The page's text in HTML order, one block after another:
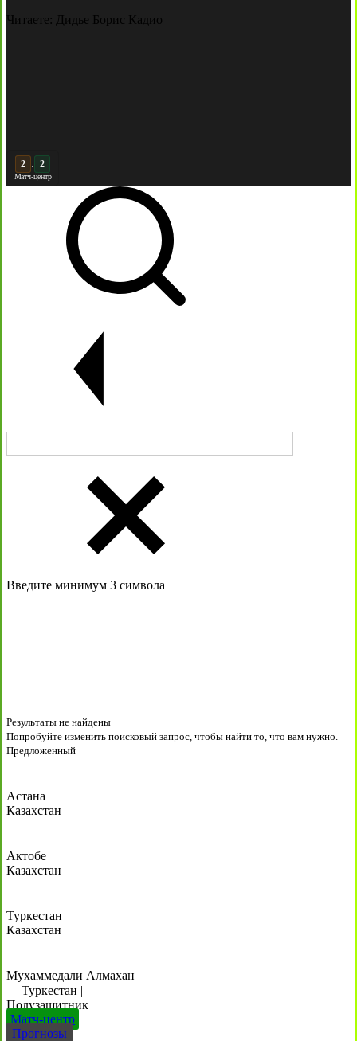
Читаете: Дидье Борис Кадио
3 : 2
Матч-центр
Введите минимум 3 символа
Результаты не найдены
Попробуйте изменить поисковый запрос, чтобы найти то, что вам нужно.
Предложенный
Астана
Казахстан
Актобе
Казахстан
Туркестан
Казахстан
Мухаммедали Алмахан
Туркестан |
Полузащитник
Матч-центр
Прогнозы